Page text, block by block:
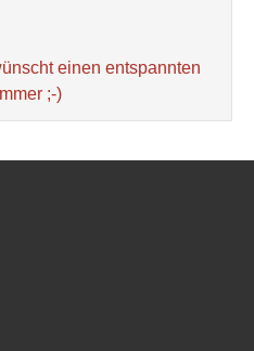
einen entspannten
;-)